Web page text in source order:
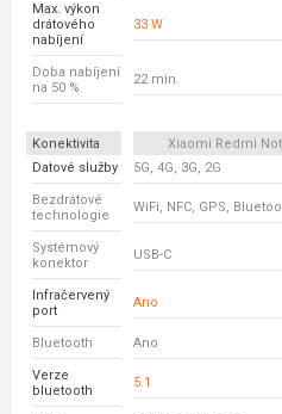
Max. výkon
drátového
nabíjení
33 W
Doba nabíjení
na 50 %
22 min.
Konektivita Xiaomi Redmi
Datové služby
5G, 4G, 3G, 2G
Bezdrátové
technologie
WiFi, NFC, GPS,
Systémový
konektor
USB-C
Infračervený
port
Ano
Bluetooth Ano
Verze
bluetooth
5.1